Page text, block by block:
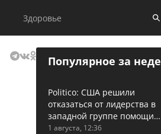
Здоровье
Популярное за
Politico: США решили
отказаться от лидерства в
западной группе помощи
Украине
1 августа, 12:36